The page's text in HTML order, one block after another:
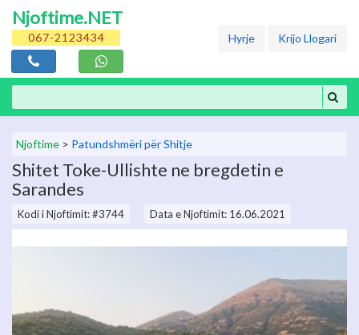
Njoftime.NET
067-2123434 Hyrje Krijo Llogari
Njoftime > Patundshmëri për Shitje
Shitet Toke-Ullishte ne bregdetin e
Sarandes
Kodi i Njoftimit: #3744 Data e Njoftimit: 16.06.2021